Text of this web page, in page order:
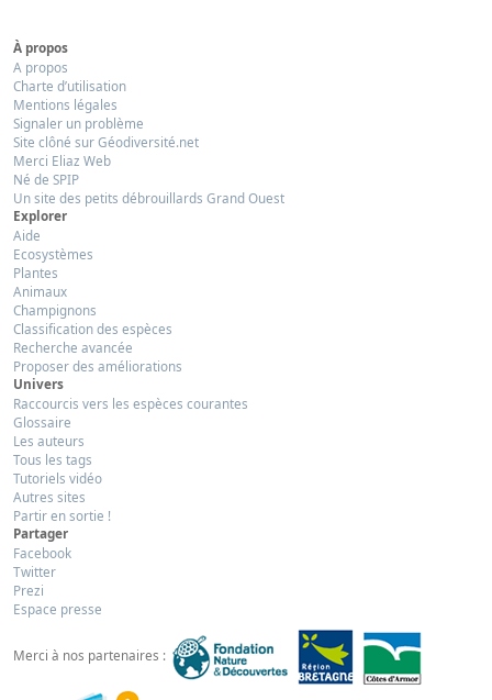
À propos
A propos
Charte d’utilisation
Mentions légales
Signaler un problème
Site clôné sur Géodiversité.net
Merci Eliaz Web
Né de SPIP
Un site des petits débrouillards Grand Ouest
Explorer
Aide
Ecosystèmes
Plantes
Animaux
Champignons
Classification des espèces
Recherche avancée
Proposer des améliorations
Univers
Raccourcis vers les espèces courantes
Glossaire
Les auteurs
Tous les tags
Tutoriels vidéo
Autres sites
Partir en sortie !
Partager
Facebook
Twitter
Prezi
Espace presse
Merci à nos partenaires :